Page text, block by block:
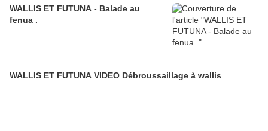
WALLIS ET FUTUNA - Balade au
fenua .
WALLIS ET FUTUNA VIDEO Débroussaillage à wallis